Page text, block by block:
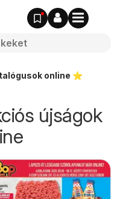
online ⭐️
újságok